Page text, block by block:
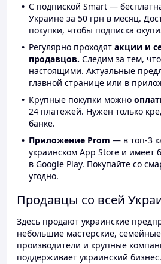
С подпиской Smart —
Украине за 50 грн в месяц.
покупки, чтобы подписка
Регулярно проходят акции и
продавцов. Следим за тем,
настоящими. Актуальные
главной странице или в
Крупные покупки можно
24 платежей. Нужен только
банке.
Приложение Prom — в топ-3
украинском App Store и имеет
в Google Play. Покупайте со
угодно.
Продавцы со всей
Здесь продают украинские
небольшие мастерские,
производители и крупные
поддерживает украинский бизнес.